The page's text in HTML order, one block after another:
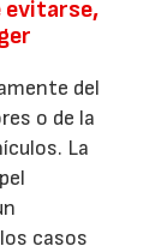
evitarse,
del
o de la
La
casos